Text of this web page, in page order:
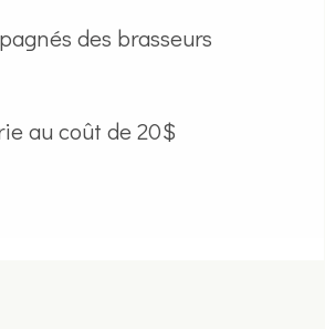
des brasseurs
au coût de 20$